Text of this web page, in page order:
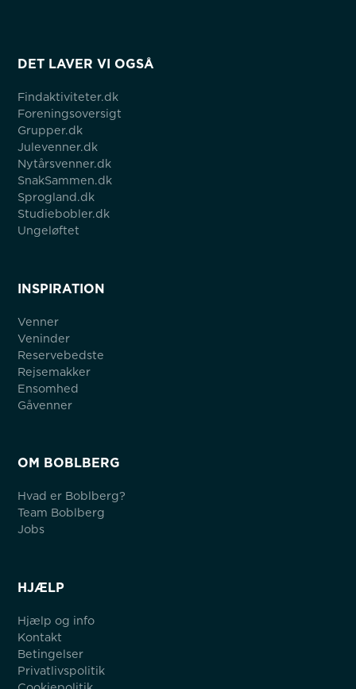
DET LAVER VI OGSÅ
Findaktiviteter.dk
Foreningsoversigt
Grupper.dk
Julevenner.dk
Nytårsvenner.dk
SnakSammen.dk
Sprogland.dk
Studiebobler.dk
Ungeløftet
INSPIRATION
Venner
Veninder
Reservebedste
Rejsemakker
Ensomhed
Gåvenner
OM BOBLBERG
Hvad er Boblberg?
Team Boblberg
Jobs
HJÆLP
Hjælp og info
Kontakt
Betingelser
Privatlivspolitik